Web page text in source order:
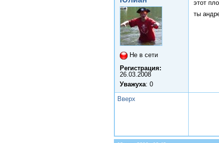
Не в сети
Регистрация:
26.03.2008
Уважуха: 0
этот
ты
Вверх